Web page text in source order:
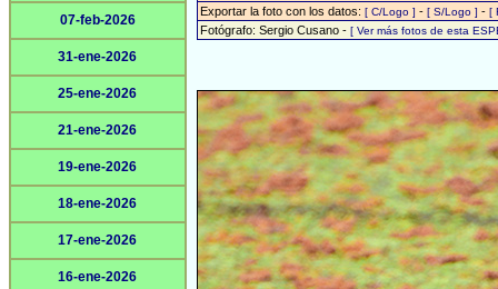
07-feb-2026
31-ene-2026
25-ene-2026
21-ene-2026
19-ene-2026
18-ene-2026
17-ene-2026
16-ene-2026
Exportar la foto con los datos: [ C/Logo ] - [ S/Logo ] - [
Fotógrafo: Sergio Cusano - [ Ver más fotos de esta